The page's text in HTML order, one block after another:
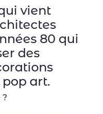
vient
80 qui
des
art.